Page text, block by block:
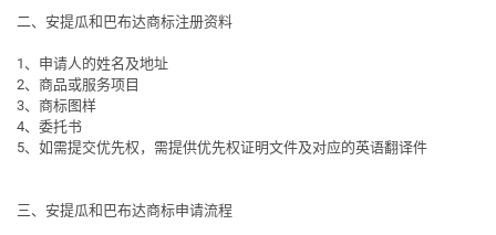
二、安提瓜和巴布达商标注册资料
1、申请人的姓名及地址
2、商品或服务项目
3、商标图样
4、委托书
5、如需提交优先权，需提供优先权证明文件及对应的英语翻译件
三、安提瓜和巴布达商标申请流程